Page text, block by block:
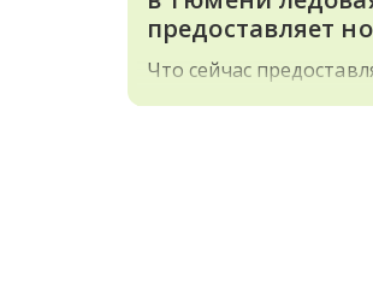
предоставляет
Что сейчас